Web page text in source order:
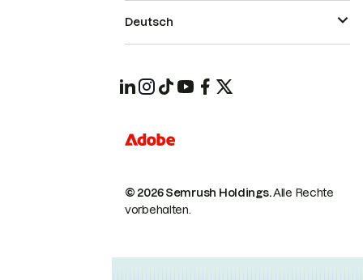
© 2026 Semrush Holdings.Alle Rechte
vorbehalten.
Deutsch